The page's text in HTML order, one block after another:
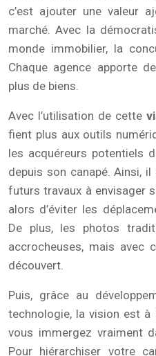
c’est ajouter une valeur
marché. Avec la
monde immobilier, la
Chaque agence apporte
plus de biens.
Avec l’utilisation de cette
fient plus aux outils
les acquéreurs potentiels
depuis son canapé. Ainsi,
futurs travaux à envisager
alors d’éviter les
De plus, les photos
accrocheuses, mais avec
découvert.
Puis, grâce au
technologie, la vision est à
vous immergez vraiment
Pour hiérarchiser votre